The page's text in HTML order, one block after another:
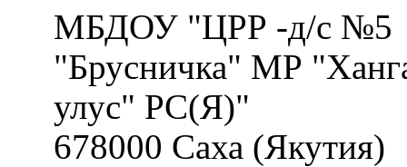
МБДОУ "ЦРР -д/с №5
"Брусничка" МР
улус" РС(Я)"
678000 Саха (Якутия)